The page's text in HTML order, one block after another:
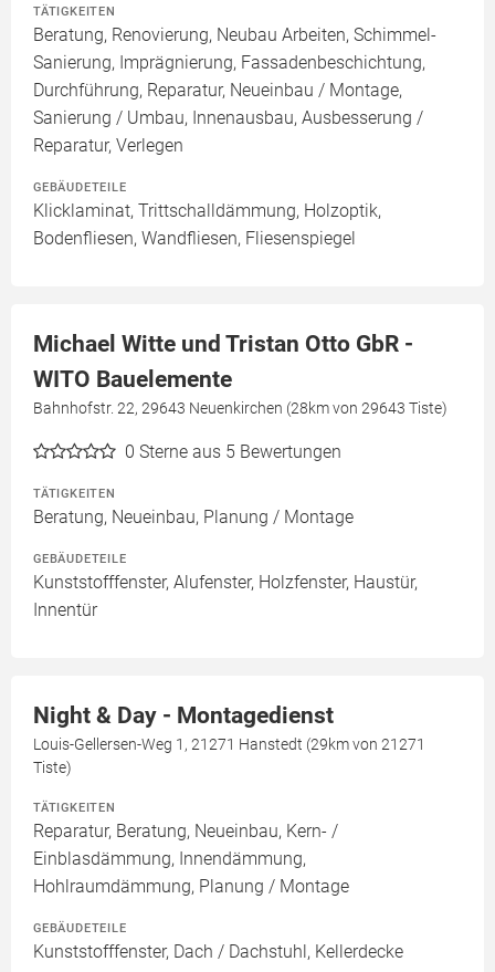
TÄTIGKEITEN
Beratung, Renovierung, Neubau Arbeiten, Schimmel-
Sanierung, Imprägnierung, Fassadenbeschichtung,
Durchführung, Reparatur, Neueinbau / Montage,
Sanierung / Umbau, Innenausbau, Ausbesserung /
Reparatur, Verlegen
GEBÄUDETEILE
Klicklaminat, Trittschalldämmung, Holzoptik,
Bodenfliesen, Wandfliesen, Fliesenspiegel
Michael Witte und Tristan Otto GbR -
WITO Bauelemente
Bahnhofstr. 22, 29643 Neuenkirchen (28km von 29643 Tiste)
0 Sterne aus 5 Bewertungen
TÄTIGKEITEN
Beratung, Neueinbau, Planung / Montage
GEBÄUDETEILE
Kunststofffenster, Alufenster, Holzfenster, Haustür,
Innentür
Night & Day - Montagedienst
Louis-Gellersen-Weg 1, 21271 Hanstedt (29km von 21271
Tiste)
TÄTIGKEITEN
Reparatur, Beratung, Neueinbau, Kern- /
Einblasdämmung, Innendämmung,
Hohlraumdämmung, Planung / Montage
GEBÄUDETEILE
Kunststofffenster, Dach / Dachstuhl, Kellerdecke